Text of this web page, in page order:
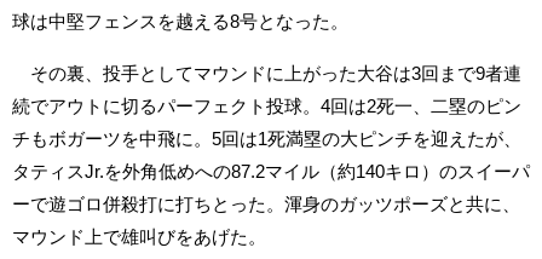
球は中堅フェンスを越える8号となった。
その裏、投手としてマウンドに上がった大谷は3回まで9者連
続でアウトに切るパーフェクト投球。4回は2死一、二塁のピン
チもボガーツを中飛に。5回は1死満塁の大ピンチを迎えたが、
タティスJr.を外角低めへの87.2マイル（約140キロ）のスイーパ
ーで遊ゴロ併殺打に打ちとった。渾身のガッツポーズと共に、
マウンド上で雄叫びをあげた。